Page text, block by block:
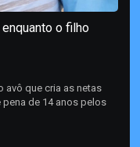
o filho
avô que cria as netas
de 14 anos pelos